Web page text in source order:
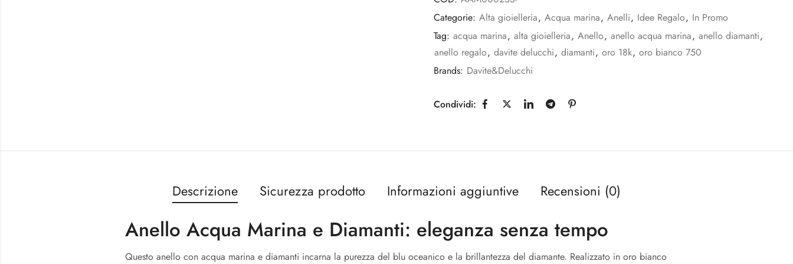
Categorie: Alta gioielleria, Acqua marina, Anelli, Idee Regalo, In Promo
Tag: acqua marina, alta gioielleria, Anello, anello acqua marina, anello diamanti,
anello regalo, davite delucchi, diamanti, oro 18k, oro bianco 750
Brands: Davite&Delucchi
Condividi:
Descrizione Sicurezza prodotto Informazioni aggiuntive Recensioni (0)
Anello Acqua Marina e Diamanti: eleganza senza tempo
Questo anello con acqua marina e diamanti incarna la purezza del blu oceanico e la brillantezza del diamante. Realizzato in oro bianco